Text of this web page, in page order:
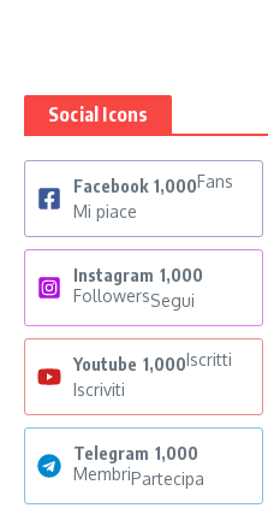
Social Icons
Facebook 1,000Fans
Mi piace
Instagram 1,000
FollowersSegui
Youtube 1,000Iscritti
Iscriviti
Telegram 1,000
MembriPartecipa